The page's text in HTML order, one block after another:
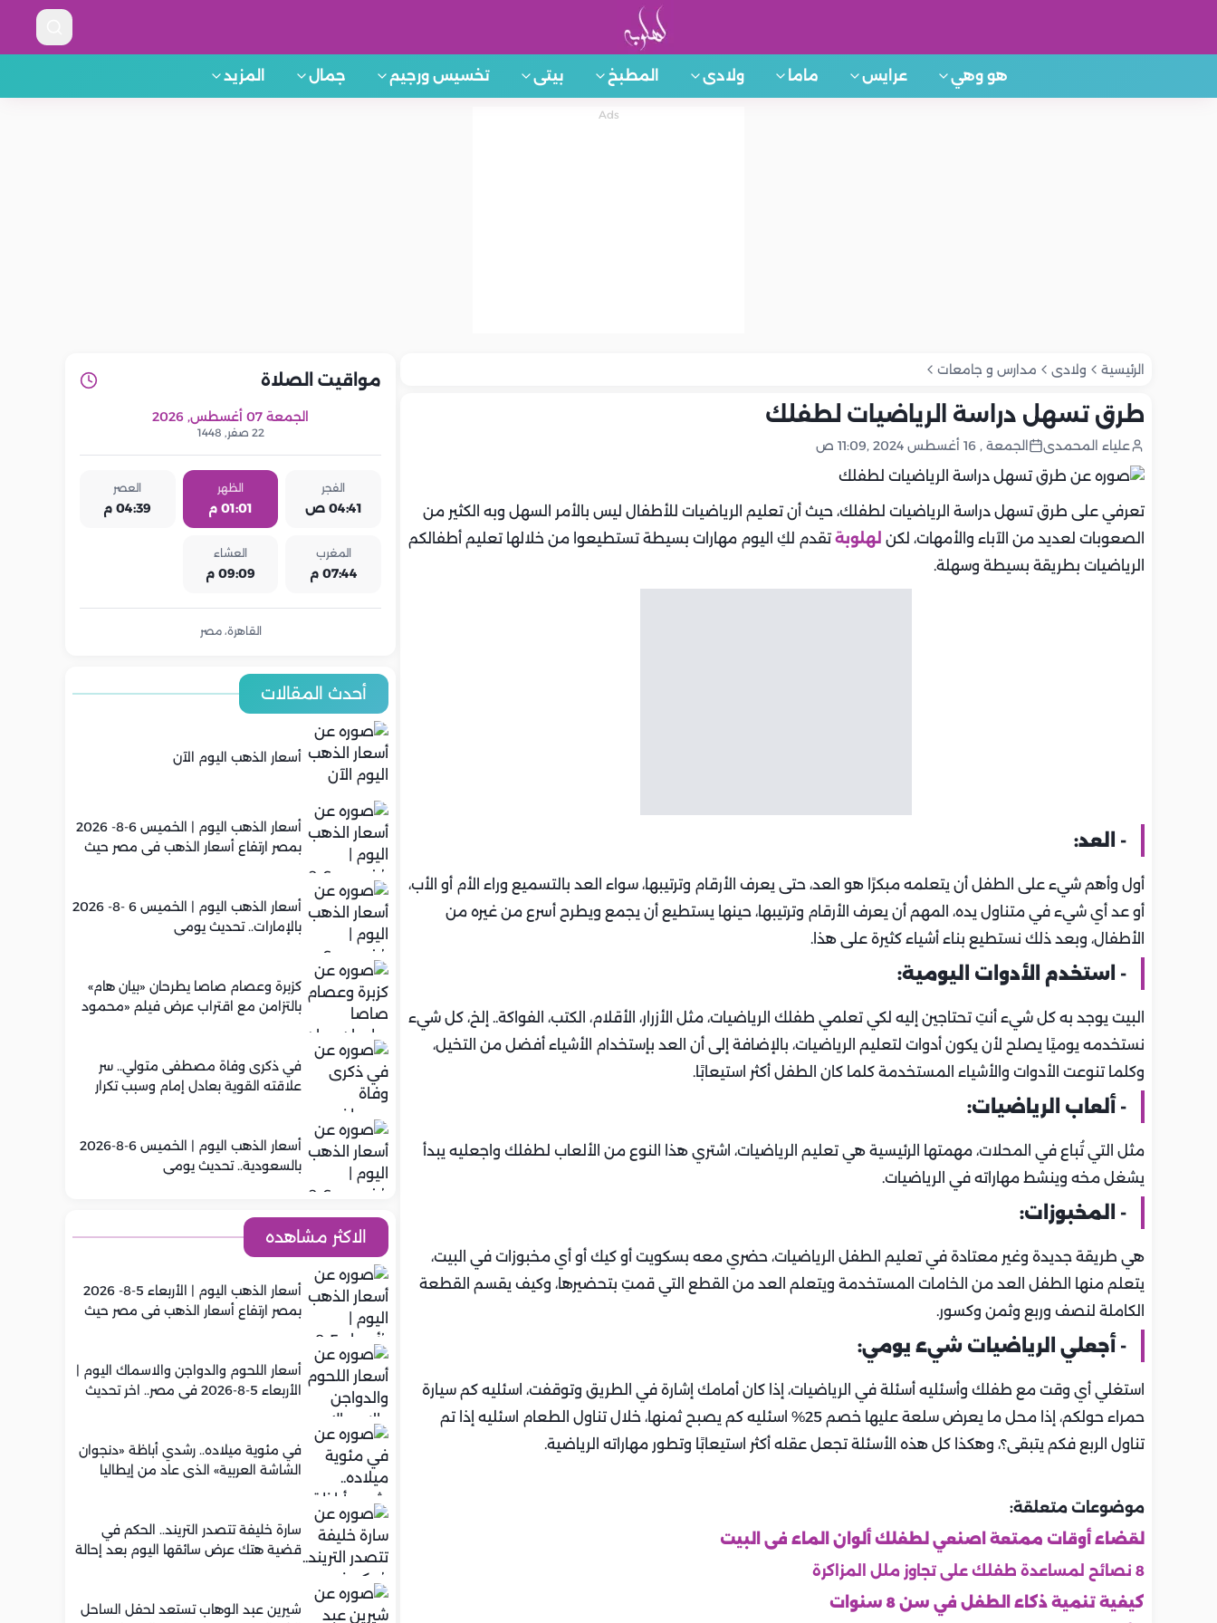
هو وهي عرايس ماما ولادى المطبخ بيتى تخسيس ورجيم جمال المزيد
الرئيسية ولادى مدارس و جامعات
طرق تسهل دراسة الرياضيات لطفلك
علياء المحمدى الجمعة , 16 أغسطس 2024 ,11:09 ص
تعرفي على طرق تسهل دراسة الرياضيات لطفلك، حيث أن تعليم الرياضيات للأطفال ليس بالأمر السهل وبه الكثير من
الصعوبات لعديد من الآباء والأمهات، لكن لهلوبة تقدم لكِ اليوم مهارات بسيطة تستطيعوا من خلالها تعليم أطفالكم
الرياضيات بطريقة بسيطة وسهلة.
- العد:
أول وأهم شيء على الطفل أن يتعلمه مبكرًا هو العد، حتى يعرف الأرقام وترتيبها، سواء العد بالتسميع وراء الأم أو الأب،
أو عد أي شيء في متناول يده، المهم أن يعرف الأرقام وترتيبها، حينها يستطيع أن يجمع ويطرح أسرع من غيره من
الأطفال، وبعد ذلك نستطيع بناء أشياء كثيرة على هذا.
- استخدم الأدوات اليومية:
البيت يوجد به كل شيء أنتِ تحتاجين إليه لكي تعلمي طفلك الرياضيات، مثل الأزرار، الأقلام، الكتب، الفواكة.. إلخ، كل شيء
نستخدمه يوميًا يصلح لأن يكون أدوات لتعليم الرياضيات، بالإضافة إلى أن العد بإستخدام الأشياء أفضل من التخيل،
وكلما تنوعت الأدوات والأشياء المستخدمة كلما كان الطفل أكثر استيعابًا.
- ألعاب الرياضيات:
مثل التي تُباع في المحلات، مهمتها الرئيسية هي تعليم الرياضيات، اشتري هذا النوع من الألعاب لطفلك واجعليه يبدأ
يشغل مخه وينشط مهاراته في الرياضيات.
- المخبوزات:
هي طريقة جديدة وغير معتادة في تعليم الطفل الرياضيات، حضري معه بسكويت أو كيك أو أي مخبوزات في البيت،
يتعلم منها الطفل العد من الخامات المستخدمة ويتعلم العد من القطع التي قمتِ بتحضيرها، وكيف يقسم القطعة
الكاملة لنصف وربع وثمن وكسور.
- أجعلي الرياضيات شيء يومي:
استغلي أي وقت مع طفلك وأسئليه أسئلة في الرياضيات، إذا كان أمامك إشارة في الطريق وتوقفت، اسئليه كم سيارة
حمراء حولكم، إذا محل ما يعرض سلعة عليها خصم 25% اسئليه كم يصبح ثمنها، خلال تناول الطعام اسئليه إذا تم
تناول الربع فكم يتبقى؟، وهكذا كل هذه الأسئلة تجعل عقله أكثر استيعابًا وتطور مهاراته الرياضية.
موضوعات متعلقة:
لقضاء أوقات ممتعة اصنعي لطفلك ألوان الماء فى البيت
8 نصائح لمساعدة طفلك على تجاوز ملل المزاكرة
كيفية تنمية ذكاء الطفل في سن 8 سنوات
مواقيت الصلاة
الجمعة 07 أغسطس, 2026
22 صفر, 1448
الفجر
04:41 ص
الظهر
01:01 م
العصر
04:39 م
المغرب
07:44 م
العشاء
09:09 م
القاهرة، مصر
أحدث المقالات
أسعار الذهب اليوم الآن
أسعار الذهب اليوم | الخميس 6-8- 2026
بمصر ارتفاع أسعار الذهب في مصر حيث
أسعار الذهب اليوم | الخميس 6 -8- 2026
بالإمارات.. تحديث يومي
كزبرة وعصام صاصا يطرحان «بيان هام»
بالتزامن مع اقتراب عرض فيلم «محمود
في ذكرى وفاة مصطفى متولي.. سر
علاقته القوية بعادل إمام وسبب تكرار
أسعار الذهب اليوم | الخميس 6-8-2026
بالسعودية.. تحديث يومي
الاكثر مشاهده
أسعار الذهب اليوم | الأربعاء 5-8- 2026
بمصر ارتفاع أسعار الذهب في مصر حيث
أسعار اللحوم والدواجن والاسماك اليوم |
الأربعاء 5-8-2026 في مصر.. اخر تحديث
في مئوية ميلاده.. رشدي أباظة «دنجوان
الشاشة العربية» الذي عاد من إيطاليا
سارة خليفة تتصدر التريند.. الحكم في
قضية هتك عرض سائقها اليوم بعد إحالة
شيرين عبد الوهاب تستعد لحفل الساحل